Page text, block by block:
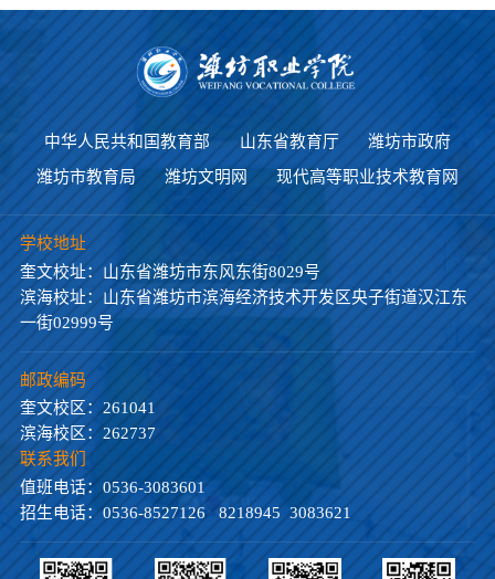
章、潍坊市市直机关优秀党员、潍坊
市职业教育先进个人等多项荣誉称
号，是一名忠于人民教育事业的“四
有”好老师。
中华人民共和国教育部 山东省教育厅
潍坊市政府
潍坊市教育局
潍坊文明网 现代高等职业技术教育网
学校地址
奎文校址：山东省潍坊市东风东街8029号
滨海校址：山东省潍坊市滨海经济技术开发区央子街道汉江东
一街02999号
邮政编码
奎文校区：261041
滨海校区：262737
联系我们
值班电话：0536-3083601
招生电话：0536-8527126 8218945 3083621